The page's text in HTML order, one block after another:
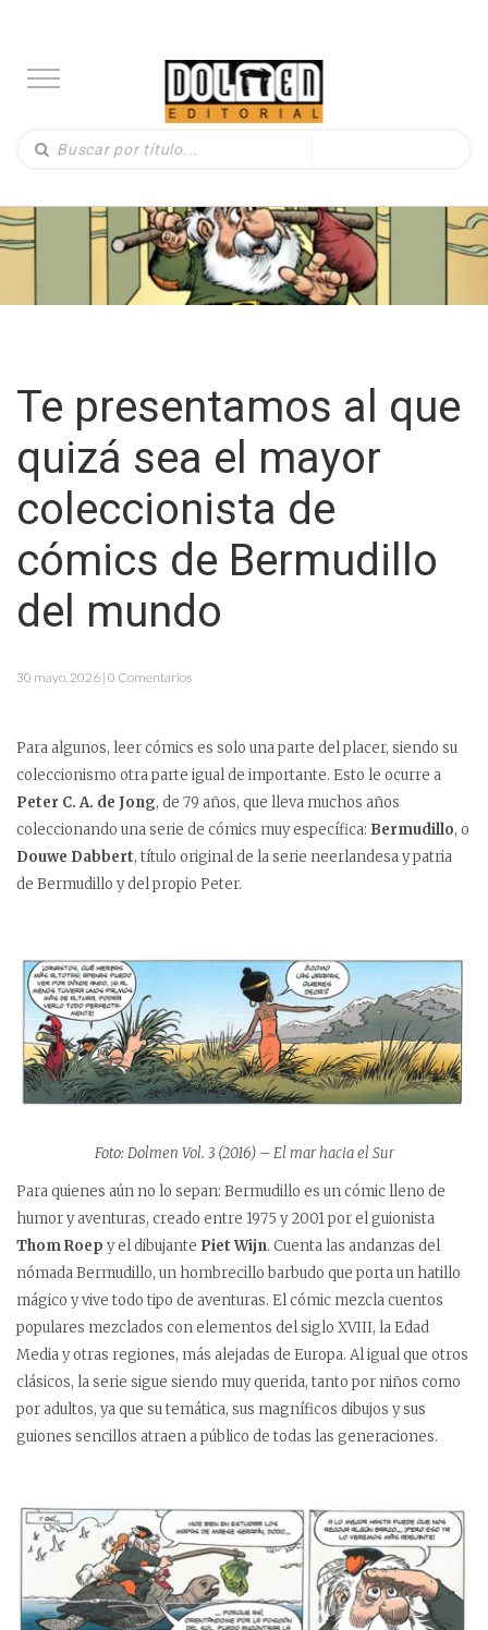
Te presentamos al que
quizá sea el mayor
coleccionista de
cómics de Bermudillo
del mundo
30 mayo, 2026 | 0 Comentarios
Para algunos, leer cómics es solo una parte del placer, siendo su
coleccionismo otra parte igual de importante. Esto le ocurre a
Peter C. A. de Jong, de 79 años, que lleva muchos años
coleccionando una serie de cómics muy específica: Bermudillo, o
Douwe Dabbert, título original de la serie neerlandesa y patria
de Bermudillo y del propio Peter.
Foto: Dolmen Vol. 3 (2016) – El mar hacia el Sur
Para quienes aún no lo sepan: Bermudillo es un cómic lleno de
humor y aventuras, creado entre 1975 y 2001 por el guionista
Thom Roep y el dibujante Piet Wijn. Cuenta las andanzas del
nómada Bermudillo, un hombrecillo barbudo que porta un hatillo
mágico y vive todo tipo de aventuras. El cómic mezcla cuentos
populares mezclados con elementos del siglo XVIII, la Edad
Media y otras regiones, más alejadas de Europa. Al igual que otros
clásicos, la serie sigue siendo muy querida, tanto por niños como
por adultos, ya que su temática, sus magníficos dibujos y sus
guiones sencillos atraen a público de todas las generaciones.